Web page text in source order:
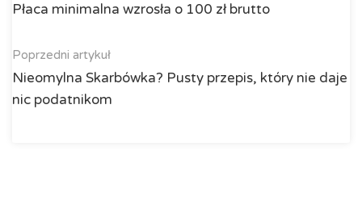
Płaca minimalna wzrosła o 100 zł brutto
Poprzedni artykuł
Nieomylna Skarbówka? Pusty przepis, który nie daje
nic podatnikom